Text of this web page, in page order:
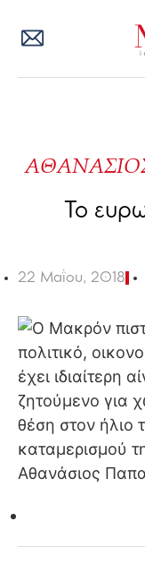
Το
22 Μαΐου, 2018